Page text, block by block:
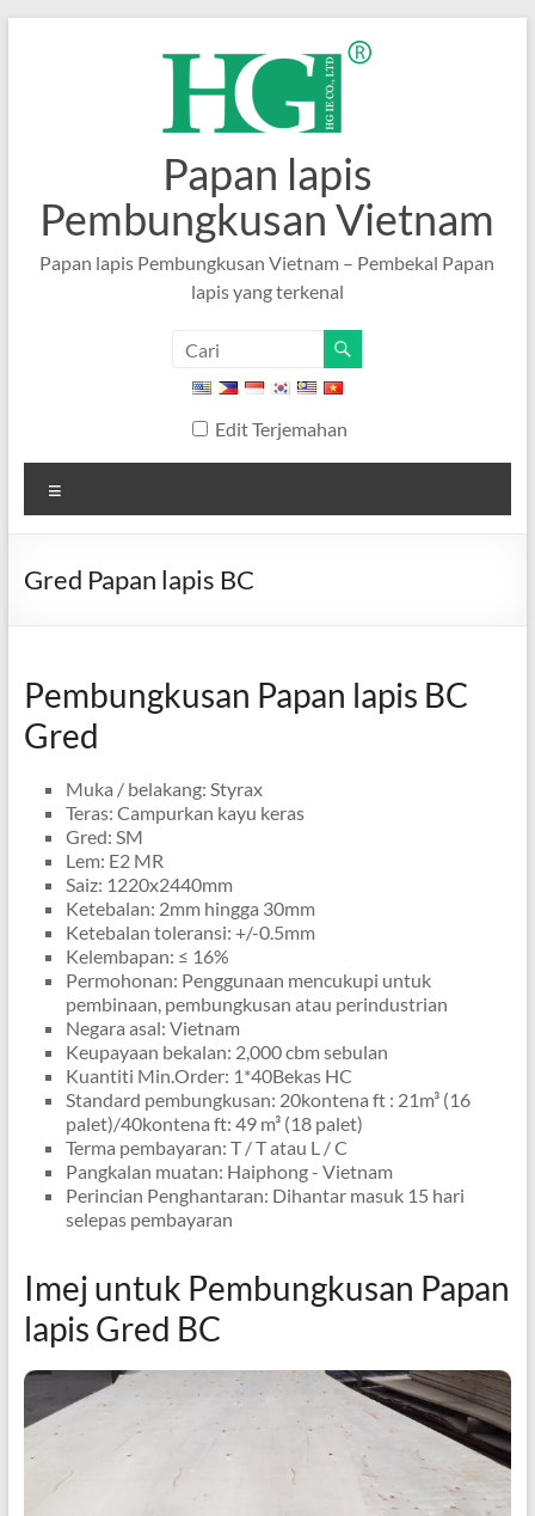
Papan lapis
Pembungkusan Vietnam
Papan lapis Pembungkusan Vietnam – Pembekal Papan
lapis yang terkenal
Edit Terjemahan
Gred Papan lapis BC
Pembungkusan Papan lapis BC
Gred
Muka / belakang: Styrax
Teras: Campurkan kayu keras
Gred: SM
Lem: E2 MR
Saiz: 1220x2440mm
Ketebalan: 2mm hingga 30mm
Ketebalan toleransi: +/-0.5mm
Kelembapan: ≤ 16%
Permohonan: Penggunaan mencukupi untuk
pembinaan, pembungkusan atau perindustrian
Negara asal: Vietnam
Keupayaan bekalan: 2,000 cbm sebulan
Kuantiti Min.Order: 1*40Bekas HC
Standard pembungkusan: 20kontena ft : 21m³ (16
palet)/40kontena ft: 49 m³ (18 palet)
Terma pembayaran: T / T atau L / C
Pangkalan muatan: Haiphong - Vietnam
Perincian Penghantaran: Dihantar masuk 15 hari
selepas pembayaran
Imej untuk Pembungkusan Papan
lapis Gred BC